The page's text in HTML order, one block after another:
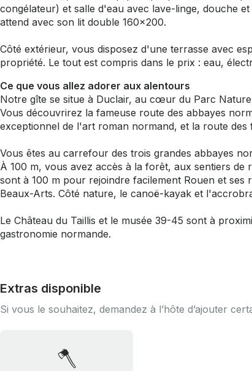
congélateur) et salle d'eau avec lave-linge, douche
attend avec son lit double 160x200.
Côté extérieur, vous disposez d'une terrasse avec
propriété. Le tout est compris dans le prix : eau,
Ce que vous allez adorer aux alentours
Notre gîte se situe à Duclair, au cœur du Parc
Vous découvrirez la fameuse route des abbayes
exceptionnel de l'art roman normand, et la route des
Vous êtes au carrefour des trois grandes abbayes
À 100 m, vous avez accès à la forêt, aux sentiers
sont à 100 m pour rejoindre facilement Rouen et
Beaux-Arts. Côté nature, le canoë-kayak et
Le Château du Taillis et le musée 39-45 sont à
gastronomie normande.
Extras disponible
Si vous le souhaitez, demandez à l’hôte d’ajouter
🪓